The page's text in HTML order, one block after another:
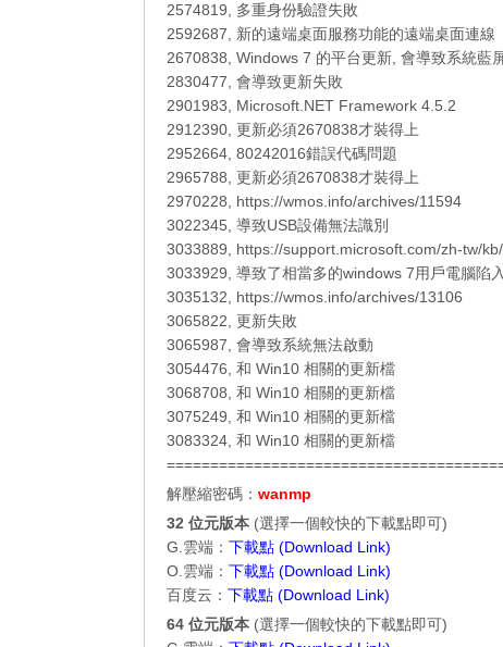
2574819, 多重身份驗證失敗
2592687, 新的遠端桌面服務功能的遠端桌面連線
2670838, Windows 7 的平台更新, 會導致系統藍
2830477, 會導致更新失敗
2901983, Microsoft.NET Framework 4.5.2
2912390, 更新必須2670838才裝得上
2952664, 80242016錯誤代碼問題
2965788, 更新必須2670838才裝得上
2970228, https://wmos.info/archives/11594
3022345, 導致USB設備無法識別
3033889, https://support.microsoft.com/zh-tw/
3033929, 導致了相當多的windows 7用戶電腦陷
3035132, https://wmos.info/archives/13106
3065822, 更新失敗
3065987, 會導致系統無法啟動
3054476, 和 Win10 相關的更新檔
3068708, 和 Win10 相關的更新檔
3075249, 和 Win10 相關的更新檔
3083324, 和 Win10 相關的更新檔
解壓縮密碼： wanmp
32 位元版本 (選擇一個較快的下載點即可)
G.雲端： 下載點 (Download Link)
O.雲端： 下載點 (Download Link)
百度云： 下載點 (Download Link)
64 位元版本 (選擇一個較快的下載點即可)